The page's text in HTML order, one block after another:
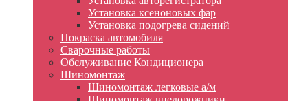
Установка ксеноновых фар
Установка подогрева сидений
Покраска автомобиля
Сварочные работы
Обслуживание Кондиционера
Шиномонтаж
Шиномонтаж легковые а/м